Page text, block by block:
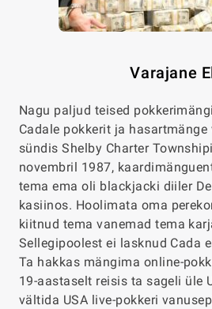
Varajane
Nagu paljud teised
Cadale pokkerit ja hasartmänge
sündis Shelby Charter
novembril 1987,
tema ema oli blackjacki diiler
kasiinos. Hoolimata oma
kiitnud tema vanemad tema
Sellegipoolest ei lasknud Cada
Ta hakkas mängima online-
19-aastaselt reisis ta sageli üle
vältida USA live-pokkeri